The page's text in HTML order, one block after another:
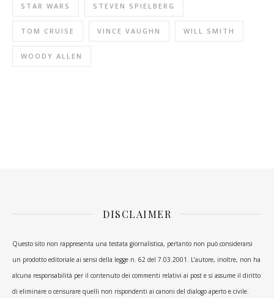
STAR WARS STEVEN SPIELBERG
TOM CRUISE VINCE VAUGHN WILL SMITH
WOODY ALLEN
DISCLAIMER
Questo sito non rappresenta una testata giornalistica, pertanto non può considerarsi
un prodotto editoriale ai sensi della legge n. 62 del 7.03.2001. L’autore, inoltre, non ha
alcuna responsabilità per il contenuto dei commenti relativi ai post e si assume il diritto
di eliminare o censurare quelli non rispondenti ai canoni del dialogo aperto e civile.